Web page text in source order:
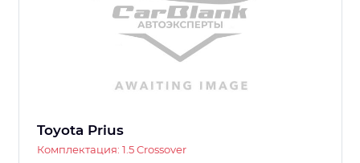
Toyota Prius
Комплектация: 1.5 Crossover